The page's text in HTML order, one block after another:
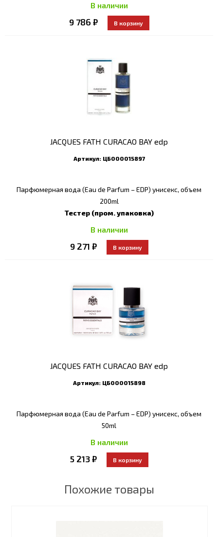
В наличии
9 786 ₽
JACQUES FATH CURACAO BAY edp
Артикул: ЦБ000015897
Парфюмерная вода (Eau de Parfum – EDP) унисекс, объем
200ml
Тестер (пром. упаковка)
В наличии
9 271 ₽
JACQUES FATH CURACAO BAY edp
Артикул: ЦБ000015898
Парфюмерная вода (Eau de Parfum – EDP) унисекс, объем
50ml
В наличии
5 213 ₽
Похожие товары